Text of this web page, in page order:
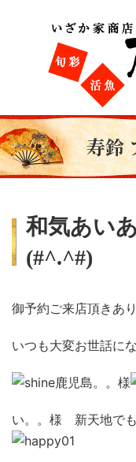
寿鈴
和気あい
(#^.^#)
御予約ご来店頂きあ
いつも大変お世話に
鹿児島。。様
い。。様 新天地で